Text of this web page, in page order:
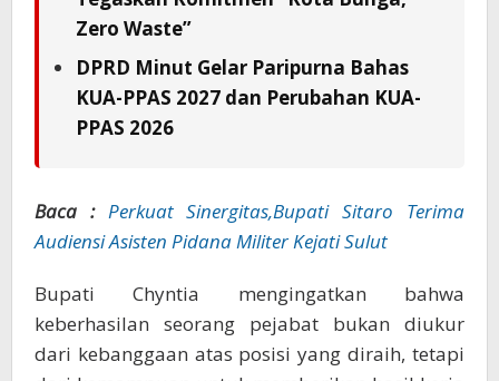
Zero Waste”
DPRD Minut Gelar Paripurna Bahas
KUA-PPAS 2027 dan Perubahan KUA-
PPAS 2026
Baca : Perkuat Sinergitas,Bupati Sitaro Terima
Audiensi Asisten Pidana Militer Kejati Sulut
Bupati Chyntia mengingatkan bahwa
keberhasilan seorang pejabat bukan diukur
dari kebanggaan atas posisi yang diraih, tetapi